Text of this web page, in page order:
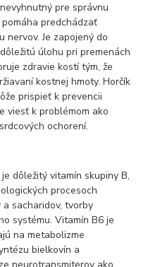
pre správnu
predchádzať
nervov. Je zapojený do
úlohu pri premenách
zdravie kostí tým, že
kostnej hmoty. Horčík
prispieť k prevencii
viesť k problémom ako
ochorení.
dôležitý vitamín skupiny B,
procesoch
sacharidov, tvorby
systému. Vitamín B6 je
na metabolizme
bielkovín a